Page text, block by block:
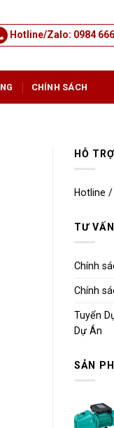
Hotline/Zalo: 0984
CHÍNH SÁCH
HỖ TRỢ
Hotline
TƯ
Chính
Chính
Tuyển
Dự Án
SẢN